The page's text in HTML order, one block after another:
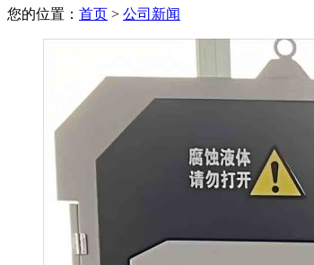
您的位置： 首页 > 公司新闻